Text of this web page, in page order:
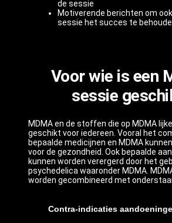
de sessie
Motiverende berichten om
sessie het succes te
Voor wie is een
sessie
MDMA en de stoffen die op MDMA
geschikt voor iedereen. Vooral het
bepaalde medicijnen en MDMA
voor de gezondheid. Ook bepaalde
kunnen worden verergerd door het
psychedelica waaronder MDMA.
worden gecombineerd met
Contra-indicaties